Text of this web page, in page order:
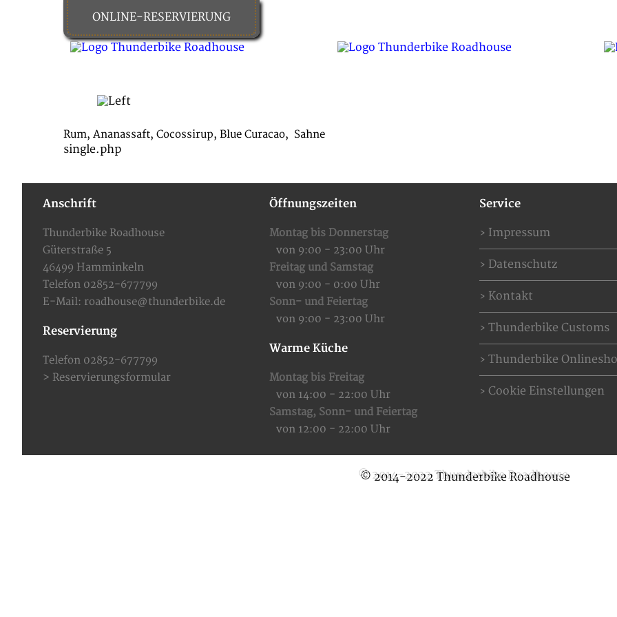
ONLINE-RESERVIERUNG
Rum, Ananassaft, Cocossirup, Blue Curacao, Sahne
single.php
Anschrift
Thunderbike Roadhouse
Güterstraße 5
46499 Hamminkeln
Telefon 02852-677799
E-Mail: roadhouse@thunderbike.de
Reservierung
Telefon 02852-677799
> Reservierungsformular
Öffnungszeiten
Montag bis Donnerstag
von 9:00 - 23:00 Uhr
Freitag und Samstag
von 9:00 - 0:00 Uhr
Sonn- und Feiertag
von 9:00 - 23:00 Uhr
Warme Küche
Montag bis Freitag
von 14:00 - 22:00 Uhr
Samstag, Sonn- und Feiertag
von 12:00 - 22:00 Uhr
Service
Impressum
Datenschutz
Kontakt
Thunderbike Customs
Thunderbike
Cookie Einstellungen
© 2014-2022 Thunderbike Roadhouse